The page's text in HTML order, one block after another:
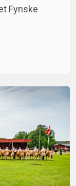
Fynske